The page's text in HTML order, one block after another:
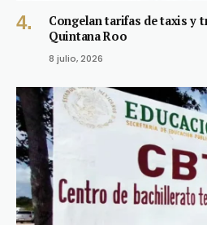
Congelan tarifas de taxis y
Quintana Roo
8 julio, 2026